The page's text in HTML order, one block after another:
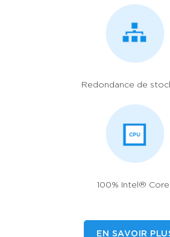
Redondance de
100% Intel®
EN SAVOIR